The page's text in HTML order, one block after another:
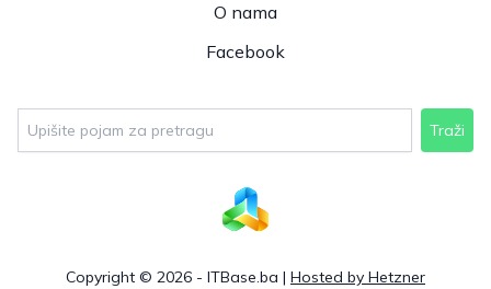
O nama
Facebook
Traži
Copyright © 2026 - ITBase.ba | Hosted by Hetzner